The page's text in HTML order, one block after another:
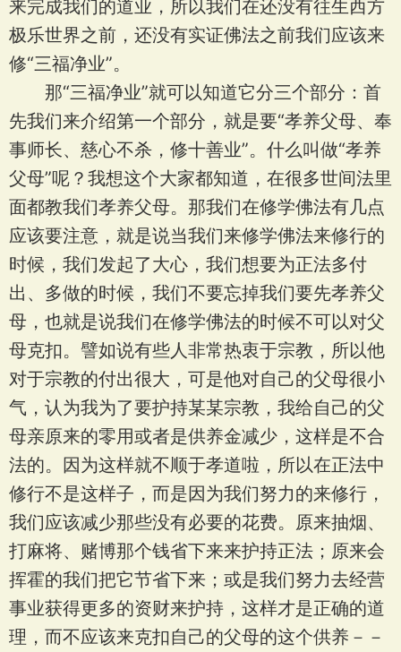
来完成我们的道业，所以我们在还没有往生西方
极乐世界之前，还没有实证佛法之前我们应该来
修“三福净业”。
那“三福净业”就可以知道它分三个部分：首
先我们来介绍第一个部分，就是要“孝养父母、奉
事师长、慈心不杀，修十善业”。什么叫做“孝养
父母”呢？我想这个大家都知道，在很多世间法里
面都教我们孝养父母。那我们在修学佛法有几点
应该要注意，就是说当我们来修学佛法来修行的
时候，我们发起了大心，我们想要为正法多付
出、多做的时候，我们不要忘掉我们要先孝养父
母，也就是说我们在修学佛法的时候不可以对父
母克扣。譬如说有些人非常热衷于宗教，所以他
对于宗教的付出很大，可是他对自己的父母很小
气，认为我为了要护持某某宗教，我给自己的父
母亲原来的零用或者是供养金减少，这样是不合
法的。因为这样就不顺于孝道啦，所以在正法中
修行不是这样子，而是因为我们努力的来修行，
我们应该减少那些没有必要的花费。原来抽烟、
打麻将、赌博那个钱省下来来护持正法；原来会
挥霍的我们把它节省下来；或是我们努力去经营
事业获得更多的资财来护持，这样才是正确的道
理，而不应该来克扣自己的父母的这个供养－－